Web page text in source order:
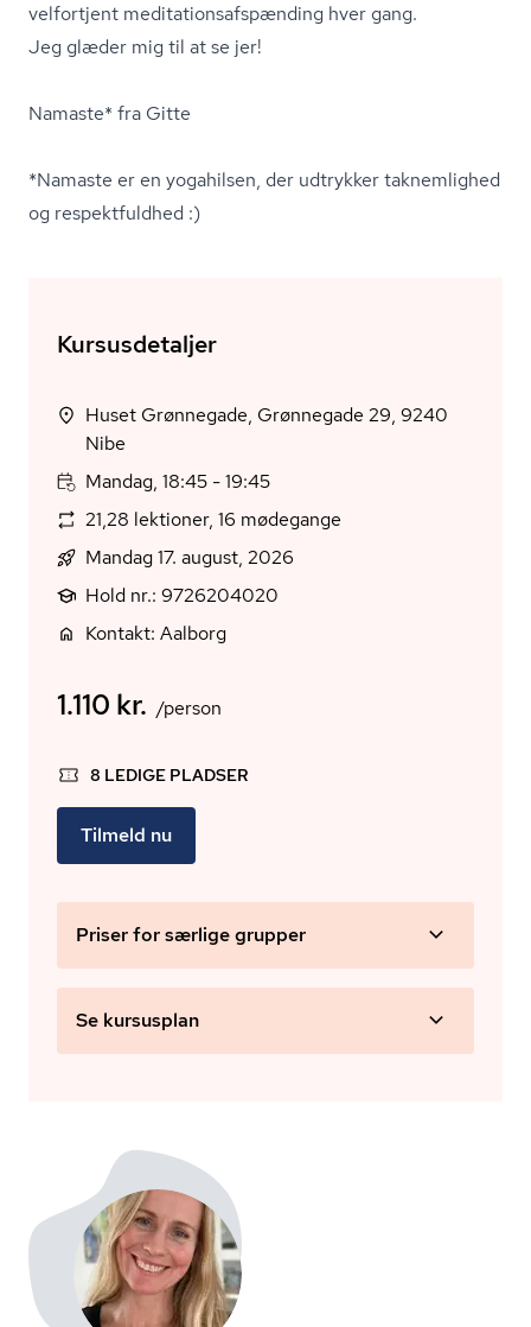
velfortjent me­di­ta­tions­af­spæn­ding hver gang.
Jeg glæder mig til at se jer!
Namaste* fra Gitte
*Namaste er en yogahilsen, der udtrykker taknemlighed
og respektfuldhed :)
Kursusdetaljer
Huset Grønnegade, Grønnegade 29, 9240
Nibe
Mandag, 18:45 - 19:45
21,28 lektioner, 16 mødegange
Mandag 17. august, 2026
Hold nr.: 9726204020
Kontakt: Aalborg
1.110 kr. /person
8 LEDIGE PLADSER
Tilmeld nu
Priser for særlige grupper
Se kursusplan